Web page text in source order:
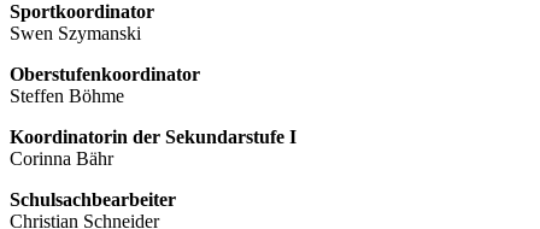
Sportkoordinator
Swen Szymanski
Oberstufenkoordinator
Steffen Böhme
Koordinatorin der Sekundarstufe I
Corinna Bähr
Schulsachbearbeiter
Christian Schneider